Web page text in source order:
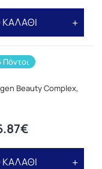
Πόντοι
Beauty Complex,